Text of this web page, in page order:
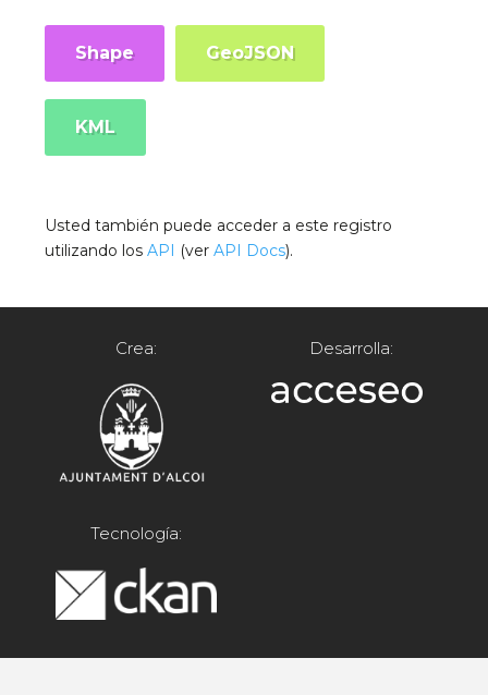
Shape GeoJSON
KML
Usted también puede acceder a este registro
utilizando losAPI (verAPI Docs).
Crea: Desarrolla:
Tecnología: